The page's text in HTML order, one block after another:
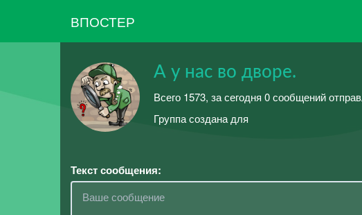
ВПОСТЕР
А у нас во дворе.
Всего 1573, за сегодня 0 сообщений
Группа создана для
Текст сообщения: